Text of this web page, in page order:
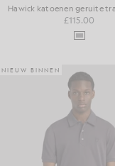
Hawick katoenen geruite
£115.00
NIEUW BINNEN